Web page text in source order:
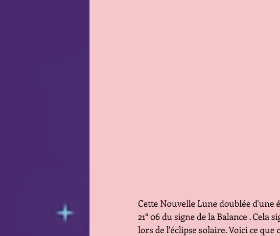
Cette Nouvelle Lune doublée d'une
21° 06 du signe de la Balance .
lors de l'éclipse solaire. Voici ce